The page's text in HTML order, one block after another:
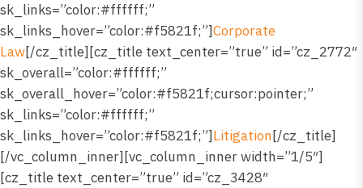
sk_links=”color:#ffffff;”
sk_links_hover=”color:#f5821f;”]Corporate
Law[/cz_title][cz_title text_center=”true” id=”cz_2772″
sk_overall=”color:#ffffff;”
sk_overall_hover=”color:#f5821f;cursor:pointer;”
sk_links=”color:#ffffff;”
sk_links_hover=”color:#f5821f;”]Litigation[/cz_title]
[/vc_column_inner][vc_column_inner width=”1/5″]
[cz_title text_center=”true” id=”cz_3428″